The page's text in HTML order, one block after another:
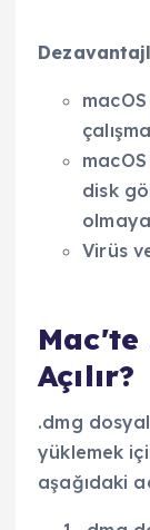
disk
Virüs
Mac'te
Açılır?
.dmg
yüklemek
aşağıdaki